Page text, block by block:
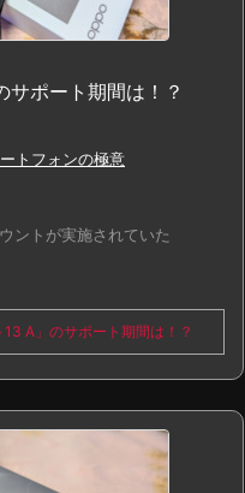
サポート期間は！？
トフォンの極意
ントが実施されていた
A」のサポート期間は！？